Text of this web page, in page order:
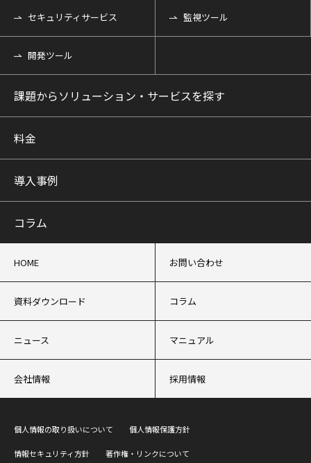
セキュリティサービス 監視ツール
開発ツール
課題からソリューション・サービスを探す
料金
導入事例
コラム
HOME お問い合わせ
資料ダウンロード コラム
ニュース マニュアル
会社情報 採用情報
個人情報の取り扱いについて 個人情報保護方針
情報セキュリティ方針 著作権・リンクについて